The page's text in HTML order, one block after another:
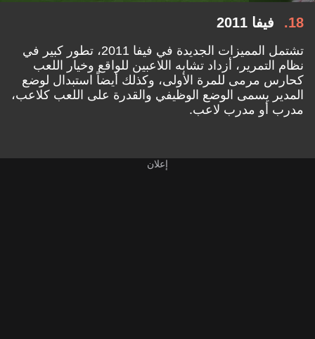
18 فيفا 2011
تشتمل المميزات الجديدة في فيفا 2011، تطور كبير في
نظام التمرير، أزداد تشابه اللاعبين للواقع وخيار اللعب
كحارس مرمى للمرة الأولى، وكذلك أيضاً استبدال لوضع
المدير يسمى الوضع الوظيفي والقدرة على اللعب كلاعب،
مدرب أو مدرب لاعب.